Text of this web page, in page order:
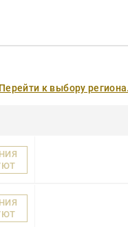
Перейти к выбору